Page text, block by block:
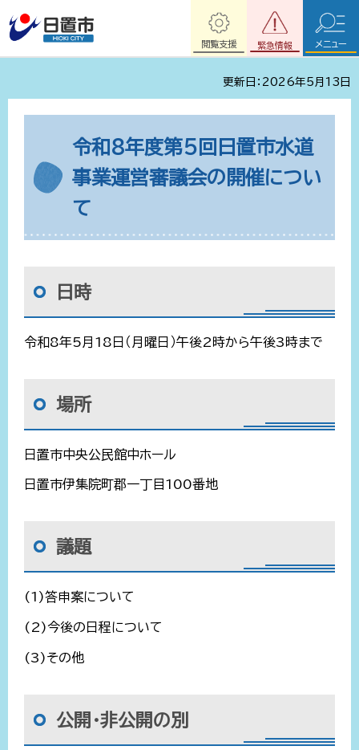
緊急情報
閲覧支援 メニュー
更新日：2026年5月13日
令和8年度第5回日置市水道
事業運営審議会の開催につい
て
日時
令和8年5月18日（月曜日）午後2時から午後3時まで
場所
日置市中央公民館中ホール
日置市伊集院町郡一丁目100番地
議題
(1)答申案について
(2)今後の日程について
(3)その他
公開・非公開の別